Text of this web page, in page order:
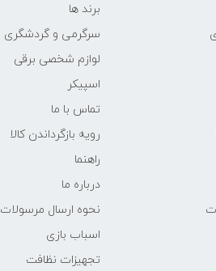
برند ها
سرگرمی و گردشگری
لوازم شخصی برقی
اسپیکر
تماس با ما
رویه بازگرداندن کالا
راهنما
درباره ما
نحوه ارسال مرسولات
اسباب بازی
تجهیزات نظافت